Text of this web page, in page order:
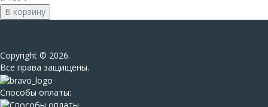
В корзину
Сopyright © 2026.
Все права защищены.
Способы оплаты: